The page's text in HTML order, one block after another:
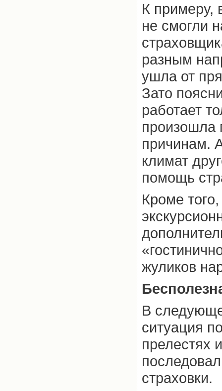
К примеру,
не смогли
разным
ушла от
Зато
работает
произошла
причинам.
климат
помощь
Кроме
жуликов
В
ситуация
прелестях
страховки.